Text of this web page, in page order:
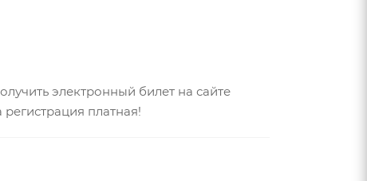
электронный билет на сайте
платная!